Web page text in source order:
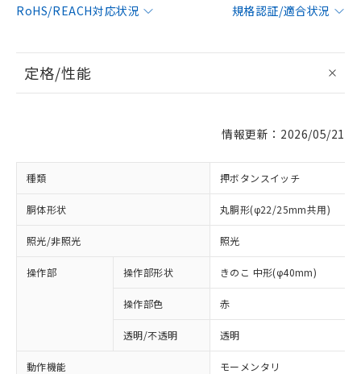
RoHS/REACH対応状況
規格認証/適合状況
定格/性能
情報更新：2026/05/21
種類 押ボタンスイッチ
胴体形状 丸胴形(φ22/25mm共用)
照光/非照光 照光
操作部 操作部形状 きのこ 中形(φ40mm)
操作部色 赤
透明/不透明 透明
動作機能 モーメンタリ